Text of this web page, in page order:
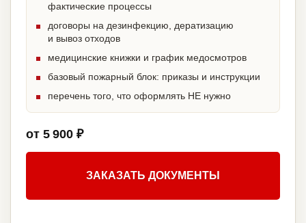
фактические процессы
договоры на дезинфекцию, дератизацию
и вывоз отходов
медицинские книжки и график медосмотров
базовый пожарный блок: приказы и инструкции
перечень того, что оформлять НЕ нужно
от 5 900 ₽
ЗАКАЗАТЬ ДОКУМЕНТЫ